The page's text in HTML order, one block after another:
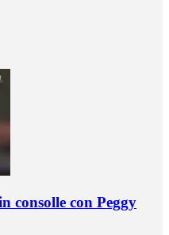
consolle con Peggy